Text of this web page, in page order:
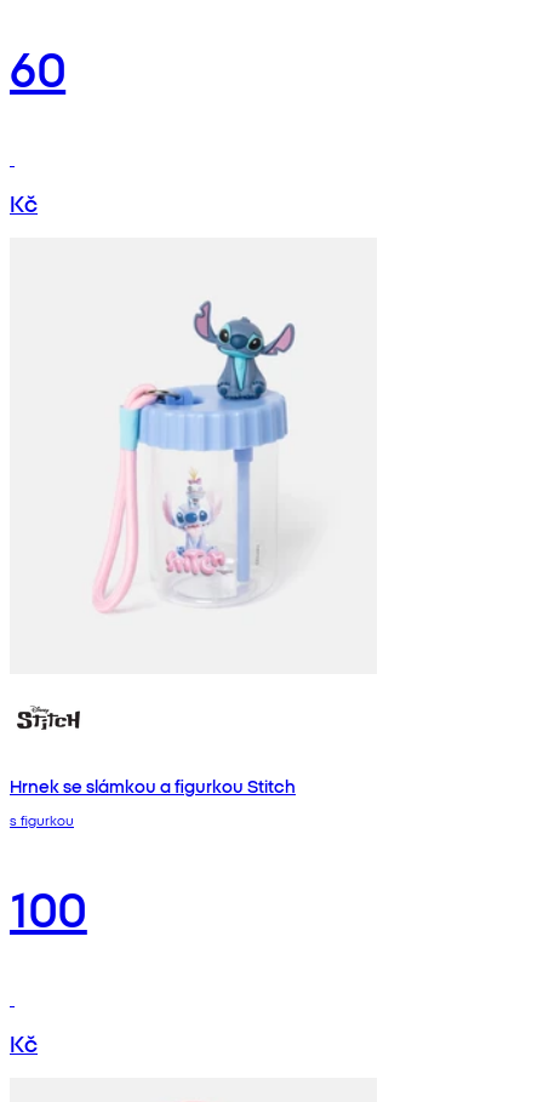
60
Kč
Hrnek se slámkou a figurkou Stitch
s figurkou
100
Kč